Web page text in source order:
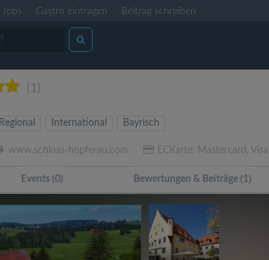
Jobs Gastro eintragen Beitrag schreiben
(1)
Regional International Bayrisch
www.schloss-hopferau.com ECKarte, Mastercard, Visa
Events (0) Bewertungen & Beiträge (1)